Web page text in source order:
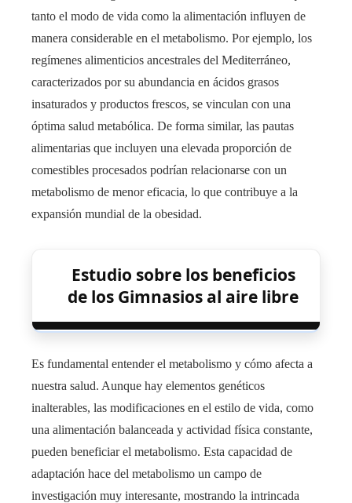
tanto el modo de vida como la alimentación influyen de
manera considerable en el metabolismo. Por ejemplo, los
regímenes alimenticios ancestrales del Mediterráneo,
caracterizados por su abundancia en ácidos grasos
insaturados y productos frescos, se vinculan con una
óptima salud metabólica. De forma similar, las pautas
alimentarias que incluyen una elevada proporción de
comestibles procesados podrían relacionarse con un
metabolismo de menor eficacia, lo que contribuye a la
expansión mundial de la obesidad.
Estudio sobre los beneficios
de los Gimnasios al aire libre
Es fundamental entender el metabolismo y cómo afecta a
nuestra salud. Aunque hay elementos genéticos
inalterables, las modificaciones en el estilo de vida, como
una alimentación balanceada y actividad física constante,
pueden beneficiar el metabolismo. Esta capacidad de
adaptación hace del metabolismo un campo de
investigación muy interesante, mostrando la intrincada